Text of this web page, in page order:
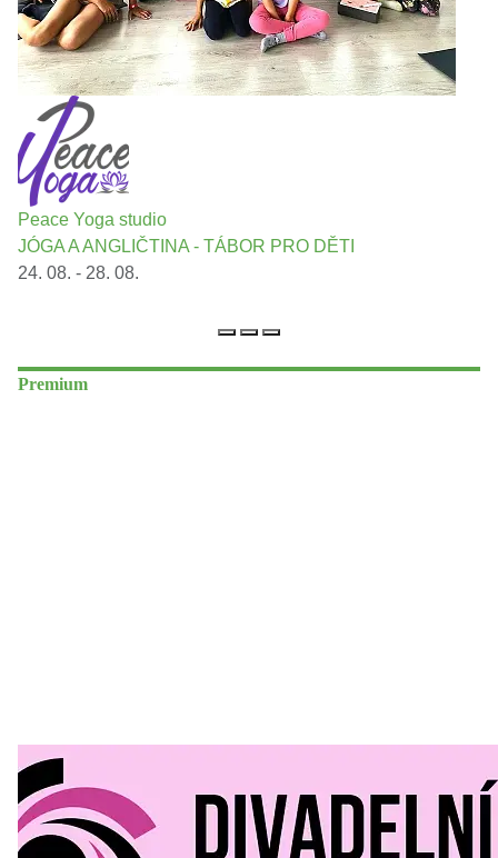
Peace Yoga studio
JÓGA A ANGLIČTINA - TÁBOR PRO DĚTI
24. 08. - 28. 08.
Premium
Divadelní Mlýn 30. 07. 2026